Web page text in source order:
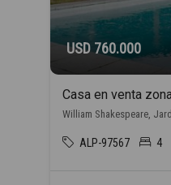
USD 760.000
ALP-97567 4